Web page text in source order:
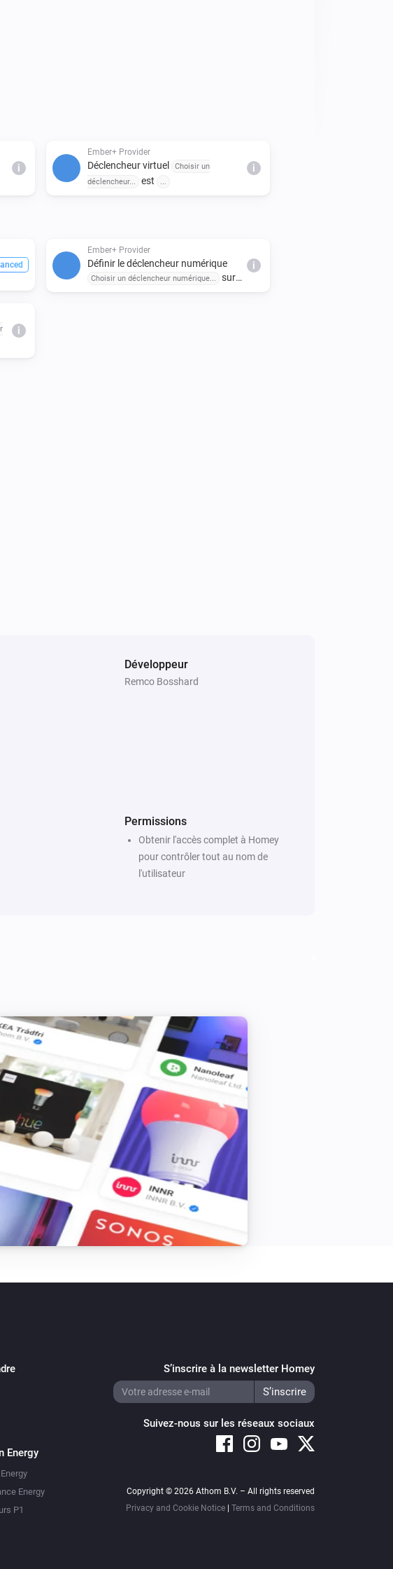
as read-only parameters. The server port is
i
Ember+ Provider
Déclencheur virtuel
Choisir un
déclencheur...
est ...
i
Ember+ Provider
Définir le déclencheur numérique
Choisir un déclencheur numérique... sur
i
i
Développeur
Remco Bosshard
Permissions
Obtenir l'accès complet à Homey
pour contrôler tout au nom de
l'utilisateur
Energy
Energy
P1
S’inscrire à la newsletter Homey
Suivez-nous sur les réseaux sociaux
Copyright © 2026 Athom B.V. – All rights reserved
Privacy and Cookie Notice
Terms and Conditions